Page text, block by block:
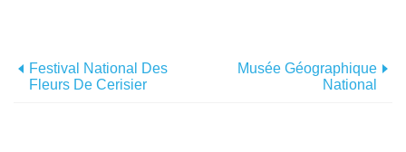
Festival National Des
Fleurs De Cerisier
Musée Géographique
National